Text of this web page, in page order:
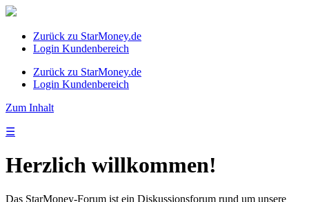
Zurück zu StarMoney.de
Login Kundenbereich
Zurück zu StarMoney.de
Login Kundenbereich
Zum Inhalt
☰
Herzlich willkommen!
Das StarMoney-Forum ist ein Diskussionsforum rund um unsere